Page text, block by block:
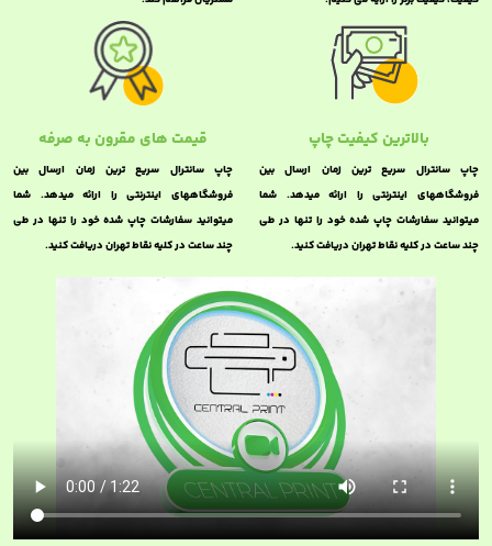
بالاترین کیفیت چاپ
چاپ سانترال سریع ترین زمان ارسال بین
فروشگاههای اینترنتی را ارائه میدهد. شما
میتوانید سفارشات چاپ شده خود را تنها در طی
چند ساعت در کلیه نقاط تهران دریافت کنید.
قیمت های مقرون به صرفه
چاپ سانترال سریع ترین زمان ارسال بین
فروشگاههای اینترنتی را ارائه میدهد. شما
میتوانید سفارشات چاپ شده خود را تنها در طی
چند ساعت در کلیه نقاط تهران دریافت کنید.